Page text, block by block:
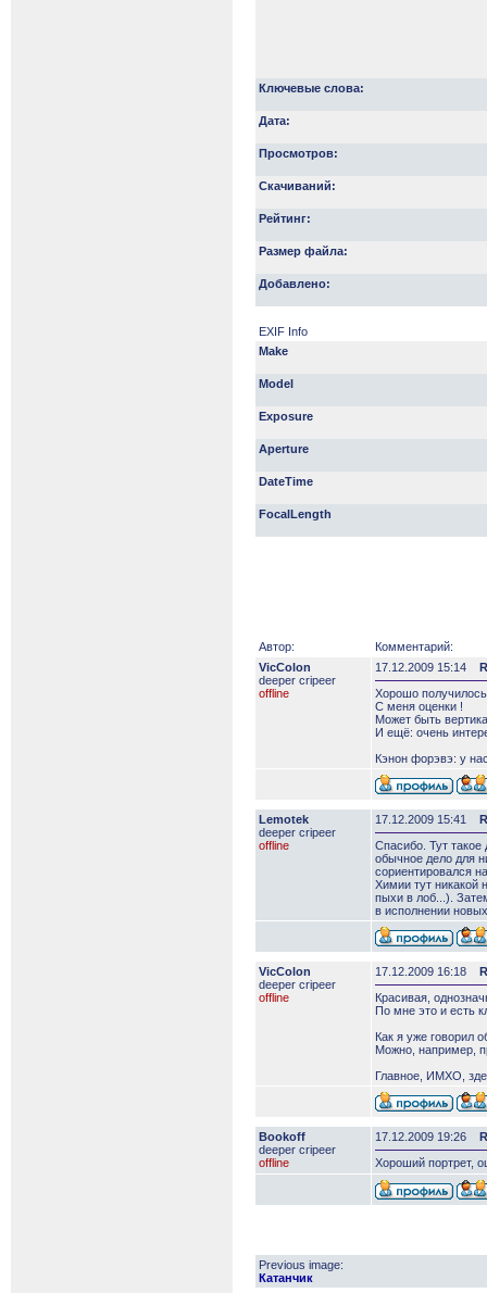
Ключевые слова:
Дата:
Просмотров:
Скачиваний:
Рейтинг:
Размер файла:
Добавлено:
EXIF Info
Make
Model
Exposure
Aperture
DateTime
FocalLength
Автор:
Комментарий:
VicColon
deeper сripeer
offline
17.12.2009 15:14
Хорошо
С меня оценки !
Может быть
И ещё: очень
Кэнон форэвэ: у
Lemotek
deeper сripeer
offline
17.12.2009 15:41
Спасибо. Тут
обычное дело для
сориентировался
Химии тут никакой
пыхи в лоб...).
в исполнении
VicColon
deeper сripeer
offline
17.12.2009 16:18
Красивая,
По мне это и есть
Как я уже говорил
Можно, например,
Главное, ИМХО,
Bookoff
deeper сripeer
offline
17.12.2009 19:26
Хороший портрет,
Previous image:
Катанчик